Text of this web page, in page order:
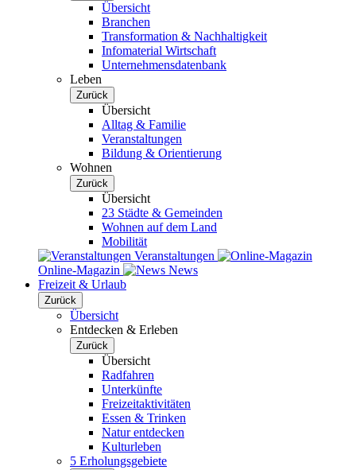
Übersicht
Branchen
Transformation & Nachhaltigkeit
Infomaterial Wirtschaft
Unternehmensdatenbank
Leben
Zurück
Übersicht
Alltag & Familie
Veranstaltungen
Bildung & Orientierung
Wohnen
Zurück
Übersicht
23 Städte & Gemeinden
Wohnen auf dem Land
Mobilität
Veranstaltungen
Online-Magazin
News
Freizeit & Urlaub
Zurück
Übersicht
Entdecken & Erleben
Zurück
Übersicht
Radfahren
Unterkünfte
Freizeitaktivitäten
Essen & Trinken
Natur entdecken
Kulturleben
5 Erholungsgebiete